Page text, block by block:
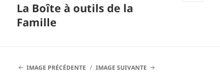
La Boîte à outils de la
Famille
IMAGE PRÉCÉDENTE IMAGE SUIVANTE